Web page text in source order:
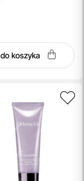
do koszyka